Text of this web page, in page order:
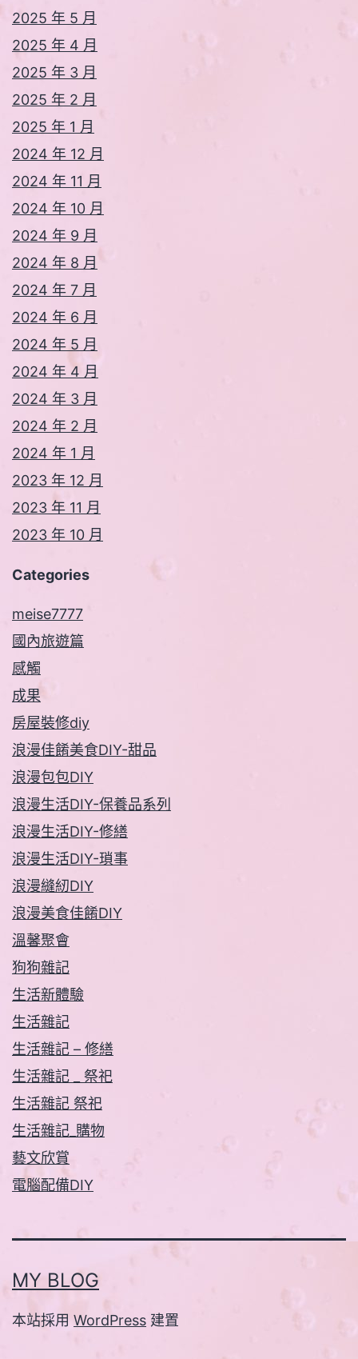
2025 年 5 月
2025 年 4 月
2025 年 3 月
2025 年 2 月
2025 年 1 月
2024 年 12 月
2024 年 11 月
2024 年 10 月
2024 年 9 月
2024 年 8 月
2024 年 7 月
2024 年 6 月
2024 年 5 月
2024 年 4 月
2024 年 3 月
2024 年 2 月
2024 年 1 月
2023 年 12 月
2023 年 11 月
2023 年 10 月
Categories
meise7777
國內旅遊篇
感觸
成果
房屋裝修diy
浪漫佳餚美食DIY-甜品
浪漫包包DIY
浪漫生活DIY-保養品系列
浪漫生活DIY-修繕
浪漫生活DIY-瑣事
浪漫縫紉DIY
浪漫美食佳餚DIY
溫馨聚會
狗狗雜記
生活新體驗
生活雜記
生活雜記 – 修繕
生活雜記 _ 祭祀
生活雜記 祭祀
生活雜記_購物
藝文欣賞
電腦配備DIY
MY BLOG
本站採用 WordPress 建置